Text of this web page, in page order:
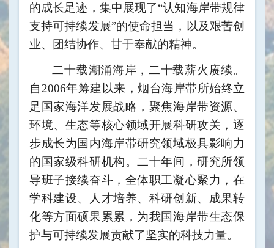
的成长足迹，集中展现了“认知海岸带规律
支持可持续发展”的使命担当，以及艰苦创
业、团结协作、甘于奉献的精神。
二十载潮涌海岸，二十载薪火赓续。
自2006年筹建以来，烟台海岸带所始终立
足国家海洋发展战略，聚焦海岸带资源、
环境、生态等核心领域开展科研攻关，逐
步成长为国内海岸带研究领域极具影响力
的国家级科研机构。二十年间，研究所领
导班子接续奋斗，全体职工凝心聚力，在
学科建设、人才培养、科研创新、成果转
化等方面硕果累累，为我国海岸带生态保
护与可持续发展贡献了坚实的科技力量。